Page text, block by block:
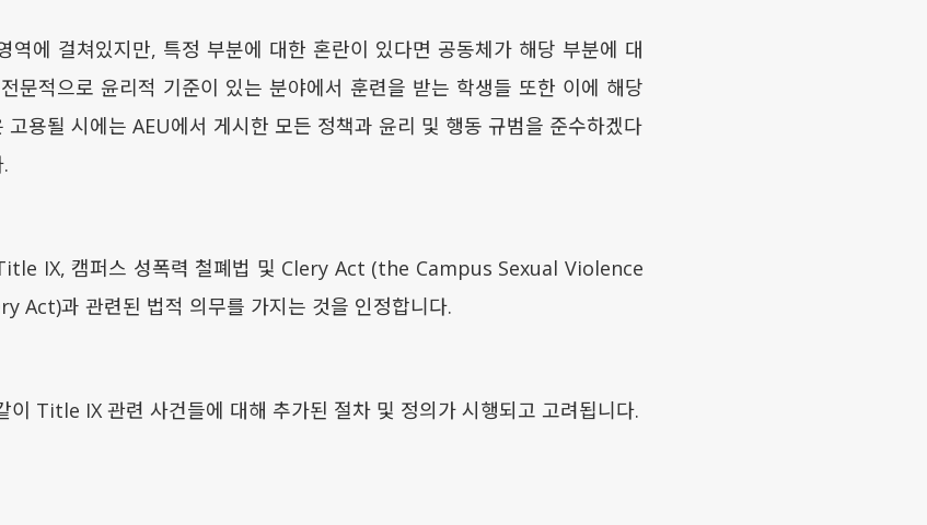
역에 걸쳐있지만, 특정 부분에 대한 혼란이 있다면 공동체가 해당 부분에 대
문적으로 윤리적 기준이 있는 분야에서 훈련을 받는 학생들 또한 이에 해당
고용될 시에는 AEU에서 게시한 모든 정책과 윤리 및 행동 규범을 준수하겠다
IX, 캠퍼스 성폭력 철폐법 및 Clery Act (the Campus Sexual Violence
과 관련된 법적 의무를 가지는 것을 인정합니다.
이 Title IX 관련 사건들에 대해 추가된 절차 및 정의가 시행되고 고려됩니다.